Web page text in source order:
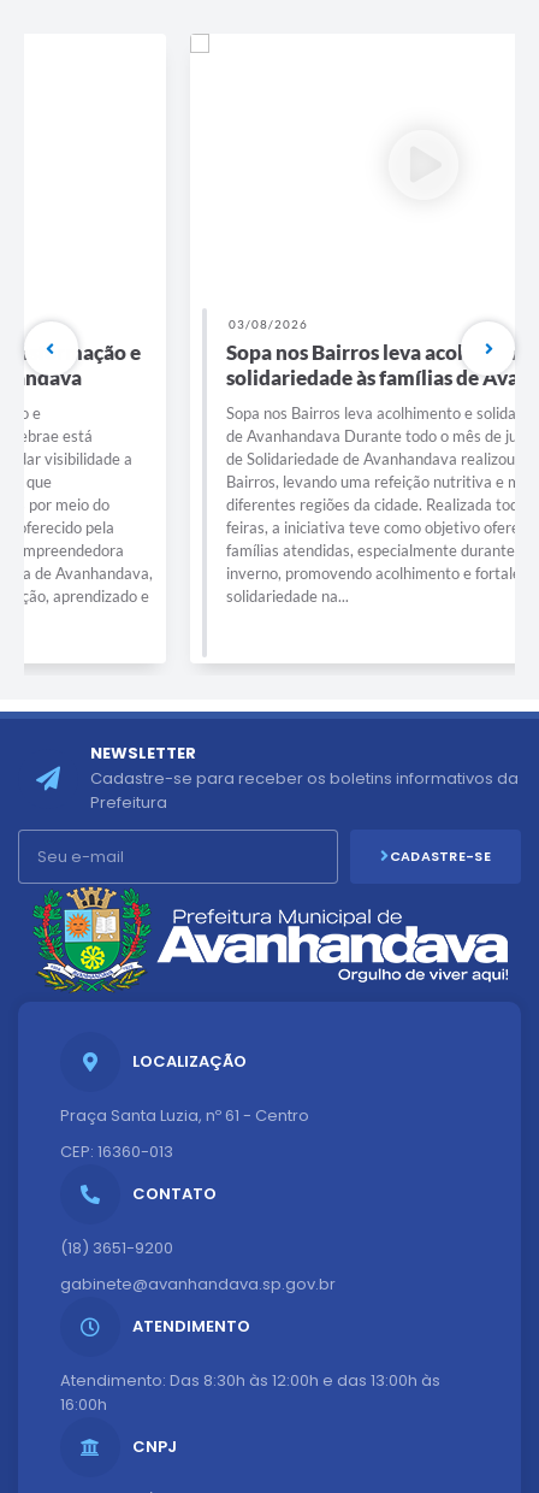
Sopa nos Bairros leva acolhimento e
solidariedade às famílias de Avanhandava
Sopa nos Bairros leva acolhimento e solidariedade às famílias
de Avanhandava Durante todo o mês de julho, o Fundo Social
de Solidariedade de Avanhandava realizou a ação Sopa nos
Bairros, levando uma refeição nutritiva e muito carinho para
diferentes regiões da cidade. Realizada todas as quartas-
feiras, a iniciativa teve como objetivo oferecer apoio às
famílias atendidas, especialmente durante o período de
inverno, promovendo acolhimento e fortalecendo os laços de
solidariedade na...
LOCALIZAÇÃO
Praça Santa Luzia, nº 61 - Centro
CEP: 16360-013
CONTATO
(18) 3651-9200
gabinete@avanhandava.sp.gov.br
ATENDIMENTO
Atendimento: Das 8:30h às 12:00h e das 13:00h às
16:00h
CNPJ
NEWSLETTER
Cadastre-se para receber os boletins informativos da
Prefeitura
CADASTRE-SE